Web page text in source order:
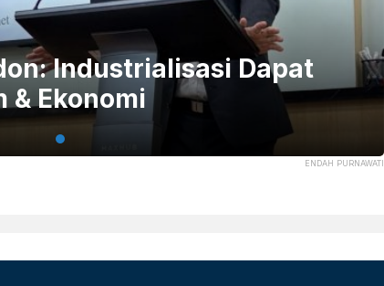
ENDAH PURNAWATI
Industrialisasi Dapat
& Ekonomi